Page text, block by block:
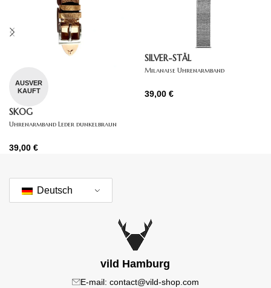
AUSVER
KAUFT
SKOG
Uhrenarmband Leder dunkelbraun
39,00 €
SILVER-STÅL
Milanaise Uhrenarmband
39,00 €
Deutsch
vild Hamburg
E-mail: contact@vild-shop.com